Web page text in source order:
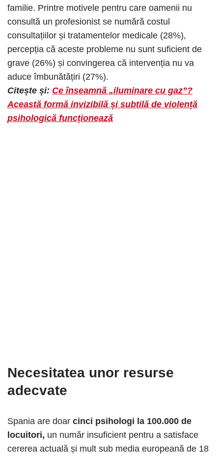
familie. Printre motivele pentru care oamenii nu
consultă un profesionist se numără costul
consultațiilor și tratamentelor medicale (28%),
percepția că aceste probleme nu sunt suficient de
grave (26%) și convingerea că intervenția nu va
aduce îmbunătățiri (27%).​
Citește și: Ce înseamnă „iluminare cu gaz”?
Această formă invizibilă și subtilă de violență
psihologică funcționează
Necesitatea unor resurse
adecvate
Spania are doar cinci psihologi la 100.000 de
locuitori, un număr insuficient pentru a satisface
cererea actuală și mult sub media europeană de 18